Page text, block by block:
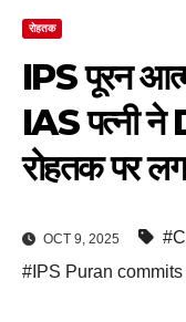
रोहतक
IPS पूरन
IAS पत्नी
रोहतक पर
OCT 9, 2025
#IPS Puran